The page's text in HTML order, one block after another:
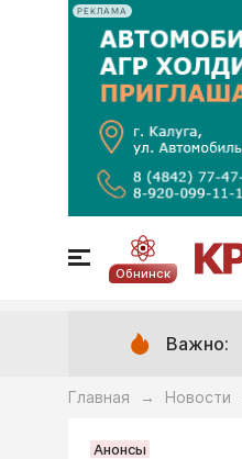
РЕКЛАМА
Обнинск
Важно:
Главная → Новости
Анонсы